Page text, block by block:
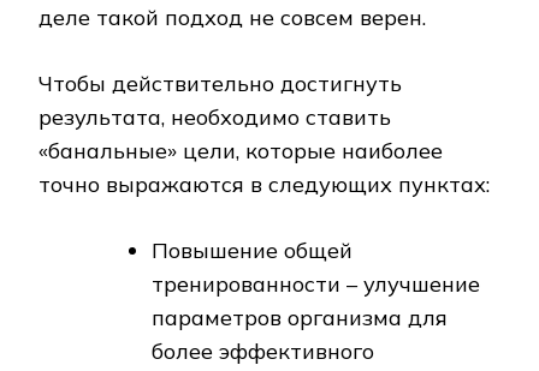
деле такой подход не совсем верен.
Чтобы действительно достигнуть
результата, необходимо ставить
«банальные» цели, которые наиболее
точно выражаются в следующих пунктах:
Повышение общей
тренированности – улучшение
параметров организма для
более эффективного